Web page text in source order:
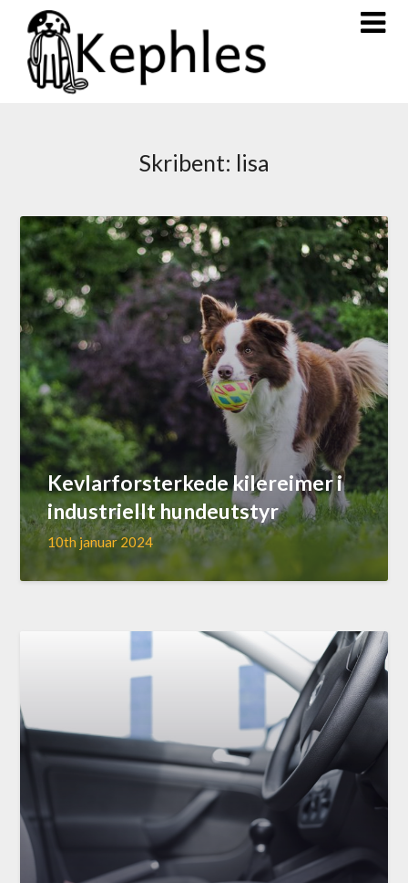
Skribent: lisa
Kevlarforsterkede kilereimer i
industriellt hundeutstyr
10th januar 2024